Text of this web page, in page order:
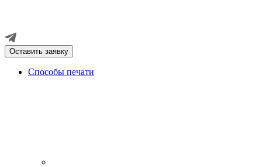
Оставить заявку
Способы печати